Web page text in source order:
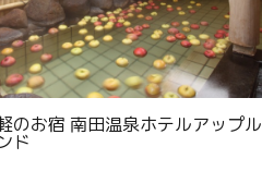
のお宿 南田温泉ホテルアップル
ド